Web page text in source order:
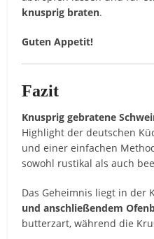
knusprig braten.
Guten Appetit!
Fazit
Knusprig gebratene
Highlight der deutschen
und einer einfachen
sowohl rustikal als auch
Das Geheimnis liegt in der
und anschließendem
butterzart, während die